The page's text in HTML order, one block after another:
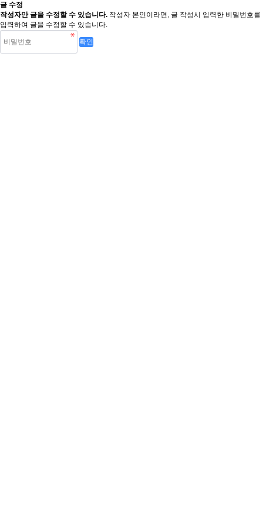
글 수정
작성자만 글을 수정할 수 있습니다. 작성자 본인이라면, 글 작성시 입력한 비밀번호를
입력하여 글을 수정할 수 있습니다.